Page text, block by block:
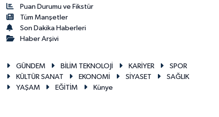
Puan Durumu ve Fikstür
Tüm Manşetler
Son Dakika Haberleri
Haber Arşivi
GÜNDEM BİLİM TEKNOLOJİ KARİYER
SPOR
KÜLTÜR SANAT
EKONOMİ SİYASET
SAĞLIK
YAŞAM
EĞİTİM Künye